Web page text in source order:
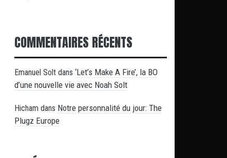
COMMENTAIRES RÉCENTS
Emanuel Solt dans ‘Let’s Make A Fire’, la BO
d’une nouvelle vie avec Noah Solt
Hicham dans Notre personnalité du jour: The
Plugz Europe